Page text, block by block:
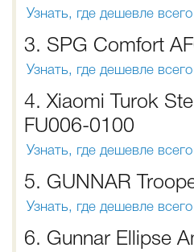
Узнать, где дешевле
3. SPG Comfort
Узнать, где дешевле
4. Xiaomi Turok
FU006-0100
Узнать, где дешевле
5. GUNNAR
Узнать, где дешевле
6. Gunnar Ellipse